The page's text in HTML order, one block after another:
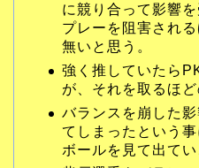
に競り合って影響
プレーを阻害され
無いと思う。
強く推していたら
が、それを取るほど
バランスを崩した
てしまったという
ボールを見て出てい